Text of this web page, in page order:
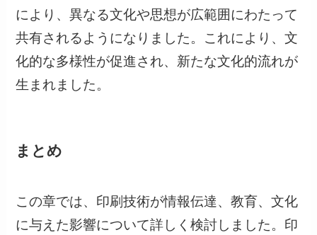
により、異なる文化や思想が広範囲にわたって
共有されるようになりました。これにより、文
化的な多様性が促進され、新たな文化的流れが
生まれました。
まとめ
この章では、印刷技術が情報伝達、教育、文化
に与えた影響について詳しく検討しました。印